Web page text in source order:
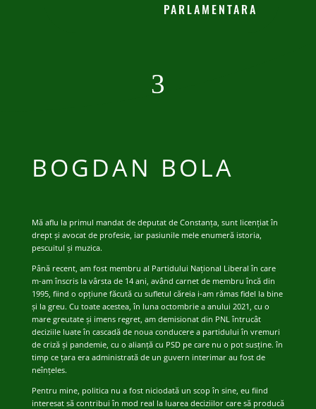
PARLAMENTARA
3
BOGDAN BOLA
Mă aflu la primul mandat de deputat de Constanța, sunt licențiat în
drept și avocat de profesie, iar pasiunile mele enumeră istoria,
pescuitul și muzica.
Până recent, am fost membru al Partidului Național Liberal în care
m-am înscris la vârsta de 14 ani, având carnet de membru încă din
1995, fiind o opțiune făcută cu sufletul căreia i-am rămas fidel la bine
și la greu. Cu toate acestea, în luna octombrie a anului 2021, cu o
mare greutate și imens regret, am demisionat din PNL întrucât
deciziile luate în cascadă de noua conducere a partidului în vremuri
de criză și pandemie, cu o alianță cu PSD pe care nu o pot susține. în
timp ce țara era administrată de un guvern interimar au fost de
neînțeles.
Pentru mine, politica nu a fost niciodată un scop în sine, eu fiind
interesat să contribui în mod real la luarea deciziilor care să producă